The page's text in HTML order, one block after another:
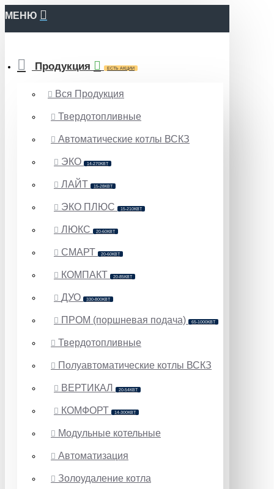
МЕНЮ
Продукция ЕСТЬ АКЦИИ
Вся Продукция
Твердотопливные
Автоматические котлы ВСКЗ
ЭКО 14-270КВТ
ЛАЙТ 15-28КВТ
ЭКО ПЛЮС 15-210КВТ
ЛЮКС 20-60КВТ
СМАРТ 20-60КВТ
КОМПАКТ 20-85КВТ
ДУО 330-800КВТ
ПРОМ (поршневая подача) 65-1000КВТ
Твердотопливные
Полуавтоматические котлы ВСКЗ
ВЕРТИКАЛ 20-54КВТ
КОМФОРТ 14-300КВТ
Модульные котельные
Автоматизация
Золоудаление котла